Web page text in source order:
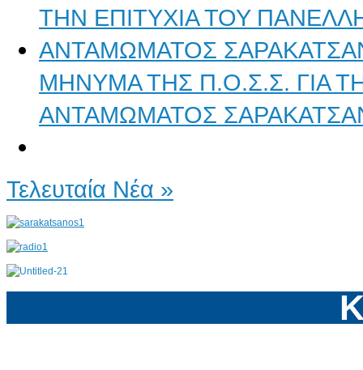
ΜΗΝΥΜΑ ΤΗΣ Π.Ο.Σ.Σ. ΓΙΑ
ΑΝΤΑΜΩΜΑΤΟΣ
Τελευταία Νέα »